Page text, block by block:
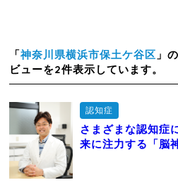
「神奈川県横浜市保土ケ谷区 」
ビューを2件表示しています。
認知症
さまざまな認知症
来に注力する「脳